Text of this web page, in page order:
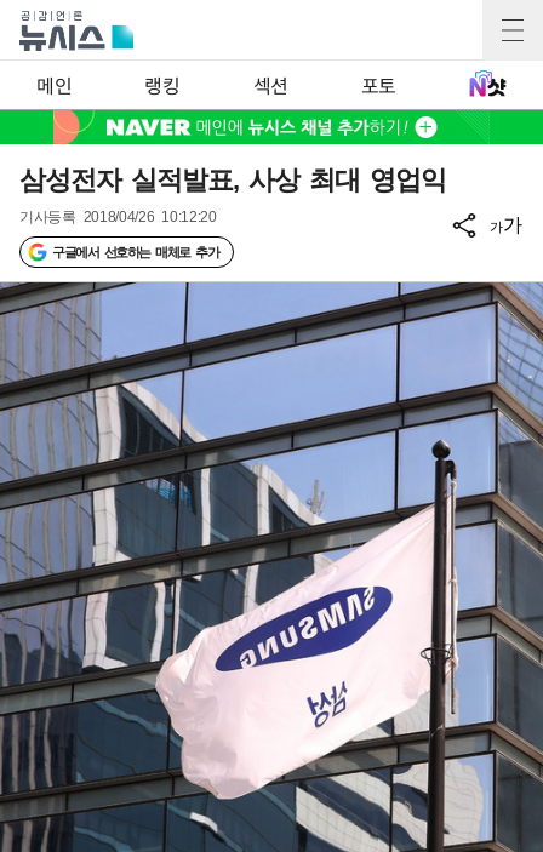
메인 랭킹 섹션 포토
삼성전자 실적발표, 사상 최대 영업익
기사등록 2018/04/26 10:12:20
구글에서 선호하는 매체로 추가
가가